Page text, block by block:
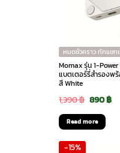
หมดชั่วคราว ทักแชท
Momax รุ่น 1-
แบตเตอร์รี่สำรองพ
สี White
1,390฿ Original
price
was:
890฿
Read more
-15%